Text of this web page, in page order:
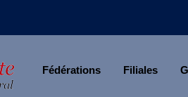
Fédérations Filiales